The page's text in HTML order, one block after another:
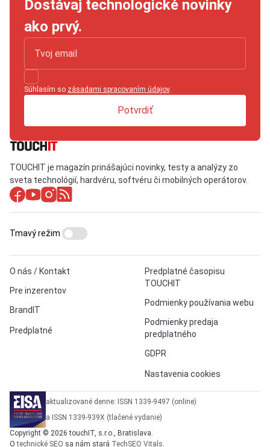
Dostávaj technologické novinky
ako prvý.
Súhlasím so zásadami spracovaním údajov.
Potvrdiť
TOUCHIT je magazín prinášajúci novinky, testy a analýzy zo
sveta technológií, hardvéru, softvéru či mobilných operátorov.
O nás / Kontakt
Pre inzerentov
BrandIT
Predplatné
Predplatné časopisu
TOUCHIT
Podmienky používania webu
Podmienky predaja
predplatného
GDPR
Nastavenia cookies
Tmavý režim
aktualizované denne: ISSN 1339-9497 (online)
a ISSN 1339-939X (tlačené vydanie)
Copyright © 2026 touchIT, s.r.o., Bratislava.
Otechnické SEO sa nám stará TechSEO Vitals